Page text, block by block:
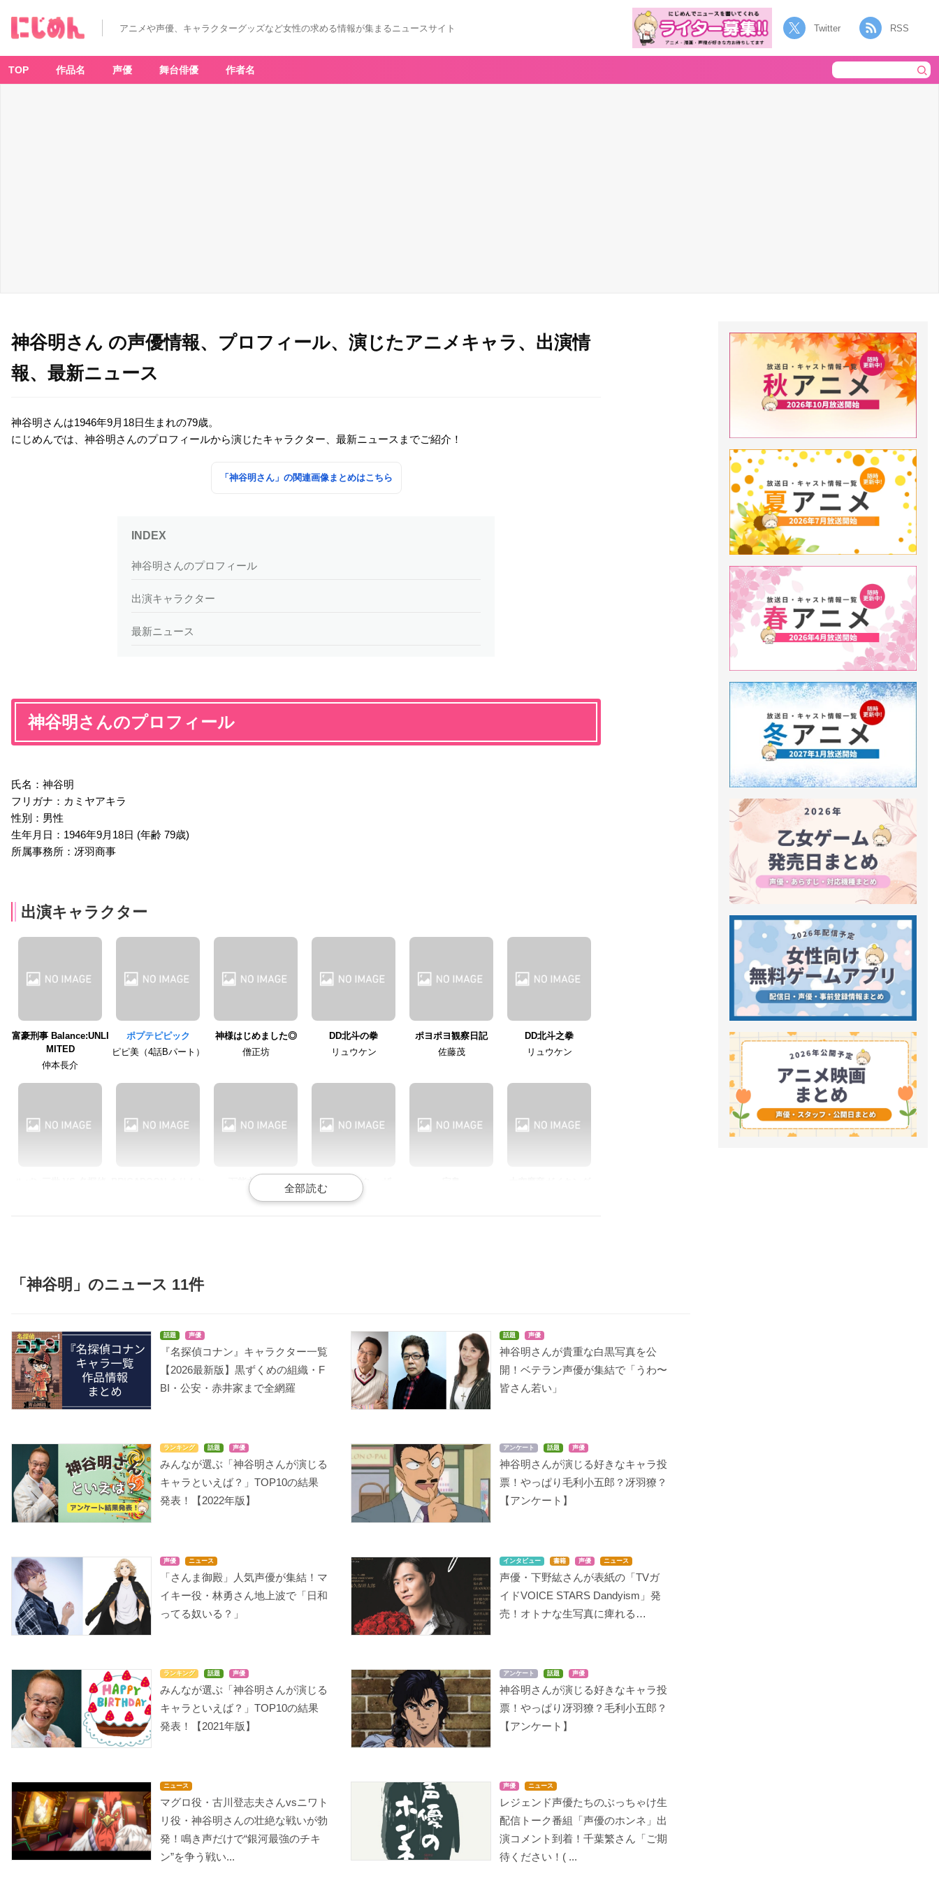
アニメや声優、キャラクターグッズなど女性の求める情報が集まるニュースサイト Twitter RSS
TOP 作品名 声優 舞台俳優 作者名
神谷明さん の声優情報、プロフィール、演じたアニメキャラ、出演情
報、最新ニュース
神谷明さんは1946年9月18日生まれの79歳。
にじめんでは、神谷明さんのプロフィールから演じたキャラクター、最新ニュースまでご紹介！
「神谷明さん」の関連画像まとめはこちら
神谷明さんのプロフィール
出演キャラクター
最新ニュース
神谷明さんのプロフィール
氏名：神谷明
フリガナ：カミヤアキラ
性別：男性
生年月日：1946年9月18日 (年齢 79歳)
所属事務所：冴羽商事
出演キャラクター
富豪刑事 Balance:UNLI
MITED
仲本長介
ポプテピピック
ピピ美（4話Bパート）
神様はじめました◎
僧正坊
DD北斗の拳
リュウケン
ポヨポヨ観察日記
佐藤茂
DD北斗之拳
リュウケン
万能文化猫娘
夏目久作
シティーハンター ザ・
シークレット・サービ
ゲッターロボG
リョウ
バビル2世
バビル2世
スフーレ島のひみつ
（東映まんがまつり）
ペペ
劇場版シティーハンタ
ー 新宿プライベート・
アイズ
冴羽獠
名探偵コナン 漆黒の追
跡者 (チェイサー)
毛利小五郎
名探偵コナン 戦慄の楽
譜 (フルスコア)
毛利小五郎
名探偵コナン 紺碧の棺
（ジョリー・ロジャ
名探偵コナン 瞳の中の
暗殺者
名探偵コナン 世紀末の
青山剛昌短編集
グレイ
名探偵コナン 14番目の
標的
名探偵コナン 時計じか
玉三郎
ー
トニー・ボトムズ
かの恐怖
画堂終太郎
アシュラム
宿命のマグナム
冴羽獠
つかめ
画堂終太郎
めぞん一刻 完結篇
三鷹瞬
うる星やつら 完結篇
面堂
うる星やつら 怒れ!シャ
ーベット
画堂終太郎
うる星やつら 夢の仕掛
人、因幡くん登場!ラム
の未来はどうなるっち
画堂終太郎
キン肉マン 正義超人vs
戦士超人
キン肉マン
キン肉マン ニューヨー
ク危機一髪!
キン肉マン
「神谷明」のニュース 11件
話題 声優
『名探偵コナン』キャラクター一覧
【2026最新版】黒ずくめの組織・F
BI・公安・赤井家まで全網羅
話題 声優
神谷明さんが貴重な白黒写真を公
開！ベテラン声優が集結で「うわ〜
皆さん若い」
ランキング 話題 声優
みんなが選ぶ「神谷明さんが演じる
キャラといえば？」TOP10の結果
発表！【2022年版】
アンケート 話題 声優
神谷明さんが演じる好きなキャラ投
票！やっぱり毛利小五郎？冴羽獠？
【アンケート】
声優 ニュース
「さんま御殿」人気声優が集結！マ
イキー役・林勇さん地上波で「日和
ってる奴いる？」
インタビュー 書籍 声優 ニュース
声優・下野紘さんが表紙の「TVガ
イドVOICE STARS Dandyism」発
売！オトナな生写真に痺れる…
ランキング 話題 声優
みんなが選ぶ「神谷明さんが演じる
キャラといえば？」TOP10の結果
発表！【2021年版】
アンケート 話題 声優
神谷明さんが演じる好きなキャラ投
票！やっぱり冴羽獠？毛利小五郎？
【アンケート】
ニュース
マグロ役・古川登志夫さんvsニワト
リ役・神谷明さんの壮絶な戦いが勃
発！鳴き声だけで“銀河最強のチキ
ン”を争う戦い...
声優 ニュース
レジェンド声優たちのぶっちゃけ生
配信トーク番組「声優のホンネ」出
演コメント到着！千葉繁さん「ご期
待ください！( ...